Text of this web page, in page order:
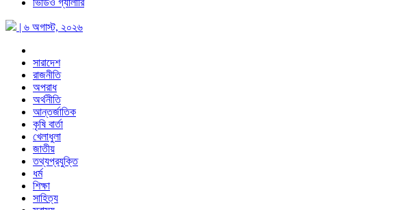
ভিডিও গ্যালারি
| ৬ অগাস্ট, ২০২৬
সারাদেশ
রাজনীতি
অপরাধ
অর্থনীতি
আন্তর্জাতিক
কৃষি বার্তা
খেলাধুলা
জাতীয়
তথ্যপ্রযুক্তি
ধর্ম
শিক্ষা
সাহিত্য